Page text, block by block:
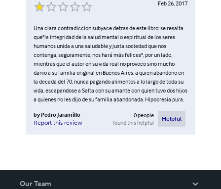
Feb 26, 2017
Una clara contradiccion subyace detras de este libro: se resalta
que"la integridad de la salud mental o espiritual de los seres
humanos unida a una saludable y justa sociedad que nos
contenga, seguramente, nos hará más felices", por un lado,
mientras que el autor en su vida real no provoco sino mucho
danio a su familia original en Buenos Aires, a quien abandono en
la decada del 70, nunca pagando alimentos a lo largo de toda su
vida, escapandose a Salta con su amante con quien tuvo dos hijos
a quienes no les dijo de su familia abandonada. Hipocresia pura.
by Pedro Jaramillo
Report this review
0people
found this helpful
Helpful
Our Team